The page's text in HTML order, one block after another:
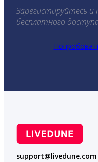
Зарегистируйтесь и
бесплатного
support@livedune.com